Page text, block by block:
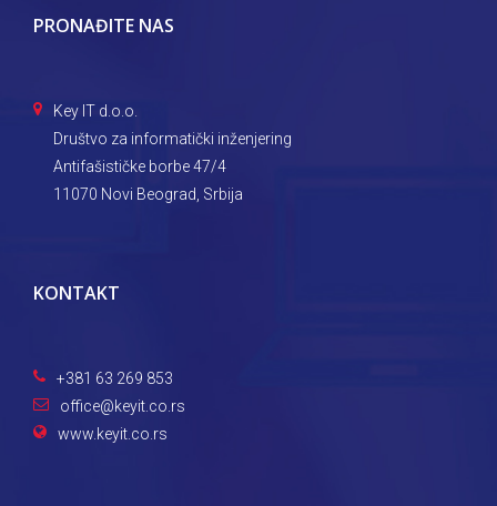
PRONAĐITE NAS
Key IT d.o.o.
Društvo za informatički inženjering
Antifašističke borbe 47/4
11070 Novi Beograd, Srbija
KONTAKT
+381 63 269 853
office@keyit.co.rs
www.keyit.co.rs